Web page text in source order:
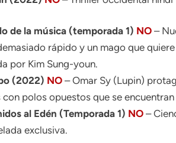
de la música (temporada 1) NO –
rápido y un mago que
por Kim Sung-youn.
(2022) NO – Omar Sy (Lupin)
polos opuestos que se
al Edén (Temporada 1) NO –
exclusiva.